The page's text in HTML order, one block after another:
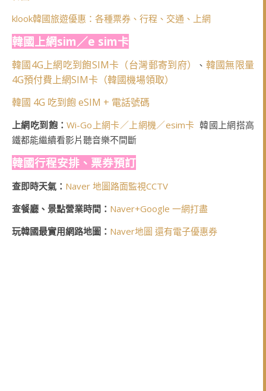
klook韓國旅遊優惠：各種票券、行程、交通、上網
韓國上網sim／e sim卡
韓國4G上網吃到飽SIM卡（台灣郵寄到府） 、 韓國無限量
4G預付費上網SIM卡（韓國機場領取）
韓國 4G 吃到飽 eSIM + 電話號碼
上網吃到飽：Wi-Go上網卡／上網機／esim卡 韓國上網搭高
鐵都能繼續看影片聽音樂不間斷
韓國行程安排、票券預訂
查即時天氣： Naver 地圖路面監視CCTV
查餐廳、景點營業時間： Naver+Google 一網打盡
玩韓國最實用網路地圖： Naver地圖 還有電子優惠券